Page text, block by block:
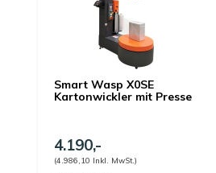
Smart Wasp X0SE
Kartonwickler mit Presse
4.190,-
(4.986,10 Inkl. MwSt.)